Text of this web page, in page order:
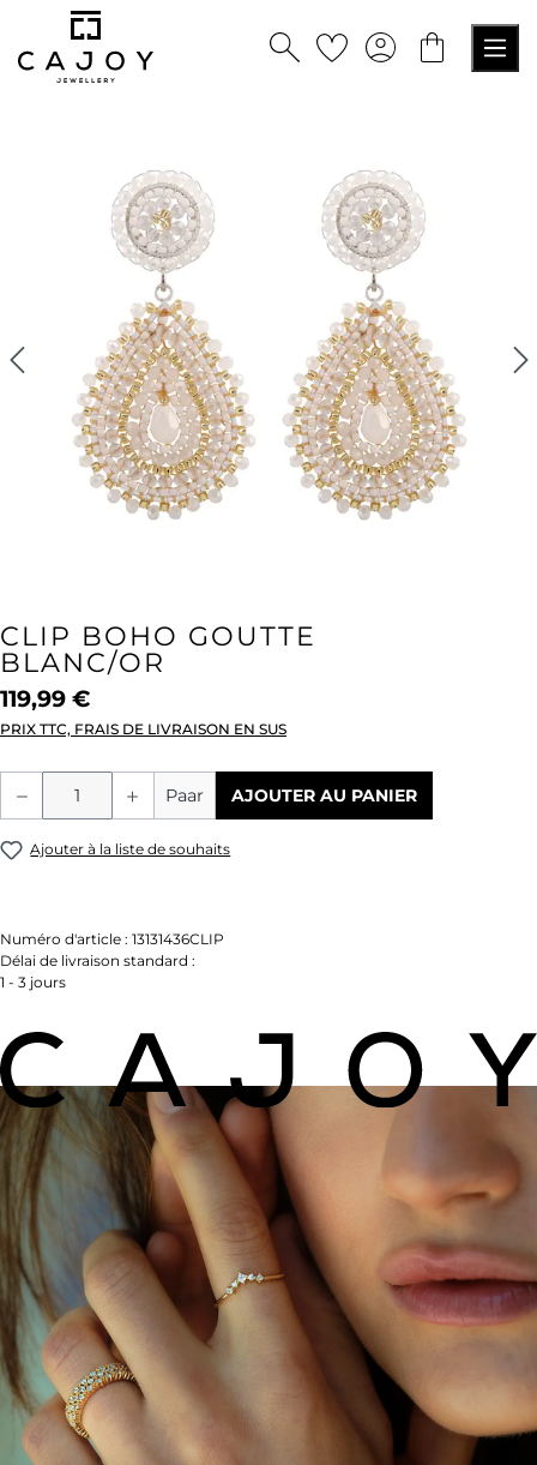
principal
CLIP BOHO GOUTTE
BLANC/OR
119,99 €
PRIX TTC, FRAIS DE LIVRAISON EN SUS
Quantité de produit : Entrez la
Paar AJOUTER AU PANIER
Ajouter à la liste de souhaits
Numéro d'article : 13131436CLIP
Délai de livraison standard :
1 - 3 jours